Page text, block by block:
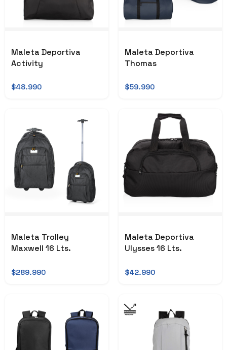
Maleta Deportiva
Activity
$48.990
Maleta Deportiva
Thomas
$59.990
Maleta Trolley
Maxwell 16 Lts.
$289.990
Maleta Deportiva
Ulysses 16 Lts.
$42.990